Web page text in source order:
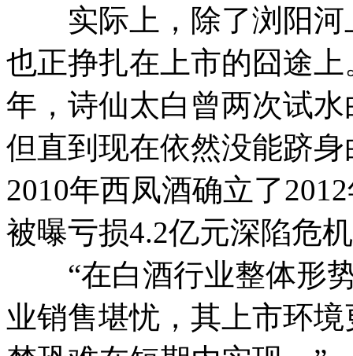
实际上，除了浏阳河
也正挣扎在上市的囧途
年，诗仙太白曾两次试
但直到现在依然没能跻
2010年西凤酒确立了
被曝亏损4.2亿元深陷危
“在白酒行业整体形势
业销售堪忧，其上市环